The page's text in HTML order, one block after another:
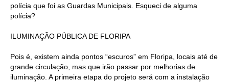
polícia que foi as Guardas Municipais. Esqueci de alguma
polícia?
ILUMINAÇÃO PÚBLICA DE FLORIPA
Pois é, existem ainda pontos “escuros” em Floripa, locais até de
grande circulação, mas que irão passar por melhorias de
iluminação. A primeira etapa do projeto será com a instalação